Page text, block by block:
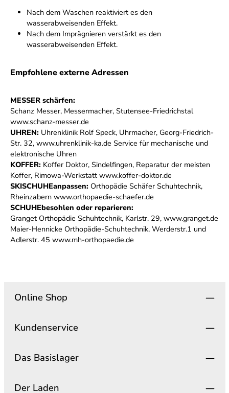
Nach dem Waschen reaktiviert es den
wasserabweisenden Effekt.
Nach dem Imprägnieren verstärkt es den
wasserabweisenden Effekt.
Empfohlene externe Adressen
MESSER schärfen:
Schanz Messer, Messermacher, Stutensee-Friedrichstal
www.schanz-messer.de
UHREN: Uhrenklinik Rolf Speck, Uhrmacher, Georg-Friedrich-
Str. 32, www.uhrenklinik-ka.de Service für mechanische und
elektronische Uhren
KOFFER: Koffer Doktor, Sindelfingen, Reparatur der meisten
Koffer, Rimowa-Werkstatt www.koffer-doktor.de
SKISCHUHEanpassen: Orthopädie Schäfer Schuhtechnik,
Rheinzabern www.orthopaedie-schaefer.de
SCHUHEbesohlen oder reparieren:
Granget Orthopädie Schuhtechnik, Karlstr. 29, www.granget.de
Maier-Hennicke Orthopädie-Schuhtechnik, Werderstr.1 und
Adlerstr. 45 www.mh-orthopaedie.de
Online Shop
Kundenservice
Das Basislager
Der Laden